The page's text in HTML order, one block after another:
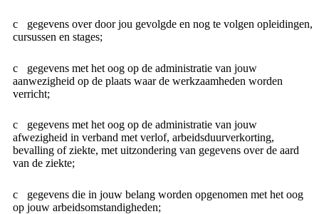
gegevens over door jou gevolgde en nog te volgen opleidingen,
cursussen en stages;
gegevens met het oog op de administratie van jouw
aanwezigheid op de plaats waar de werkzaamheden worden
verricht;
gegevens met het oog op de administratie van jouw
afwezigheid in verband met verlof, arbeidsduurverkorting,
bevalling of ziekte, met uitzondering van gegevens over de aard
van de ziekte;
gegevens die in jouw belang worden opgenomen met het oog
op jouw arbeidsomstandigheden;